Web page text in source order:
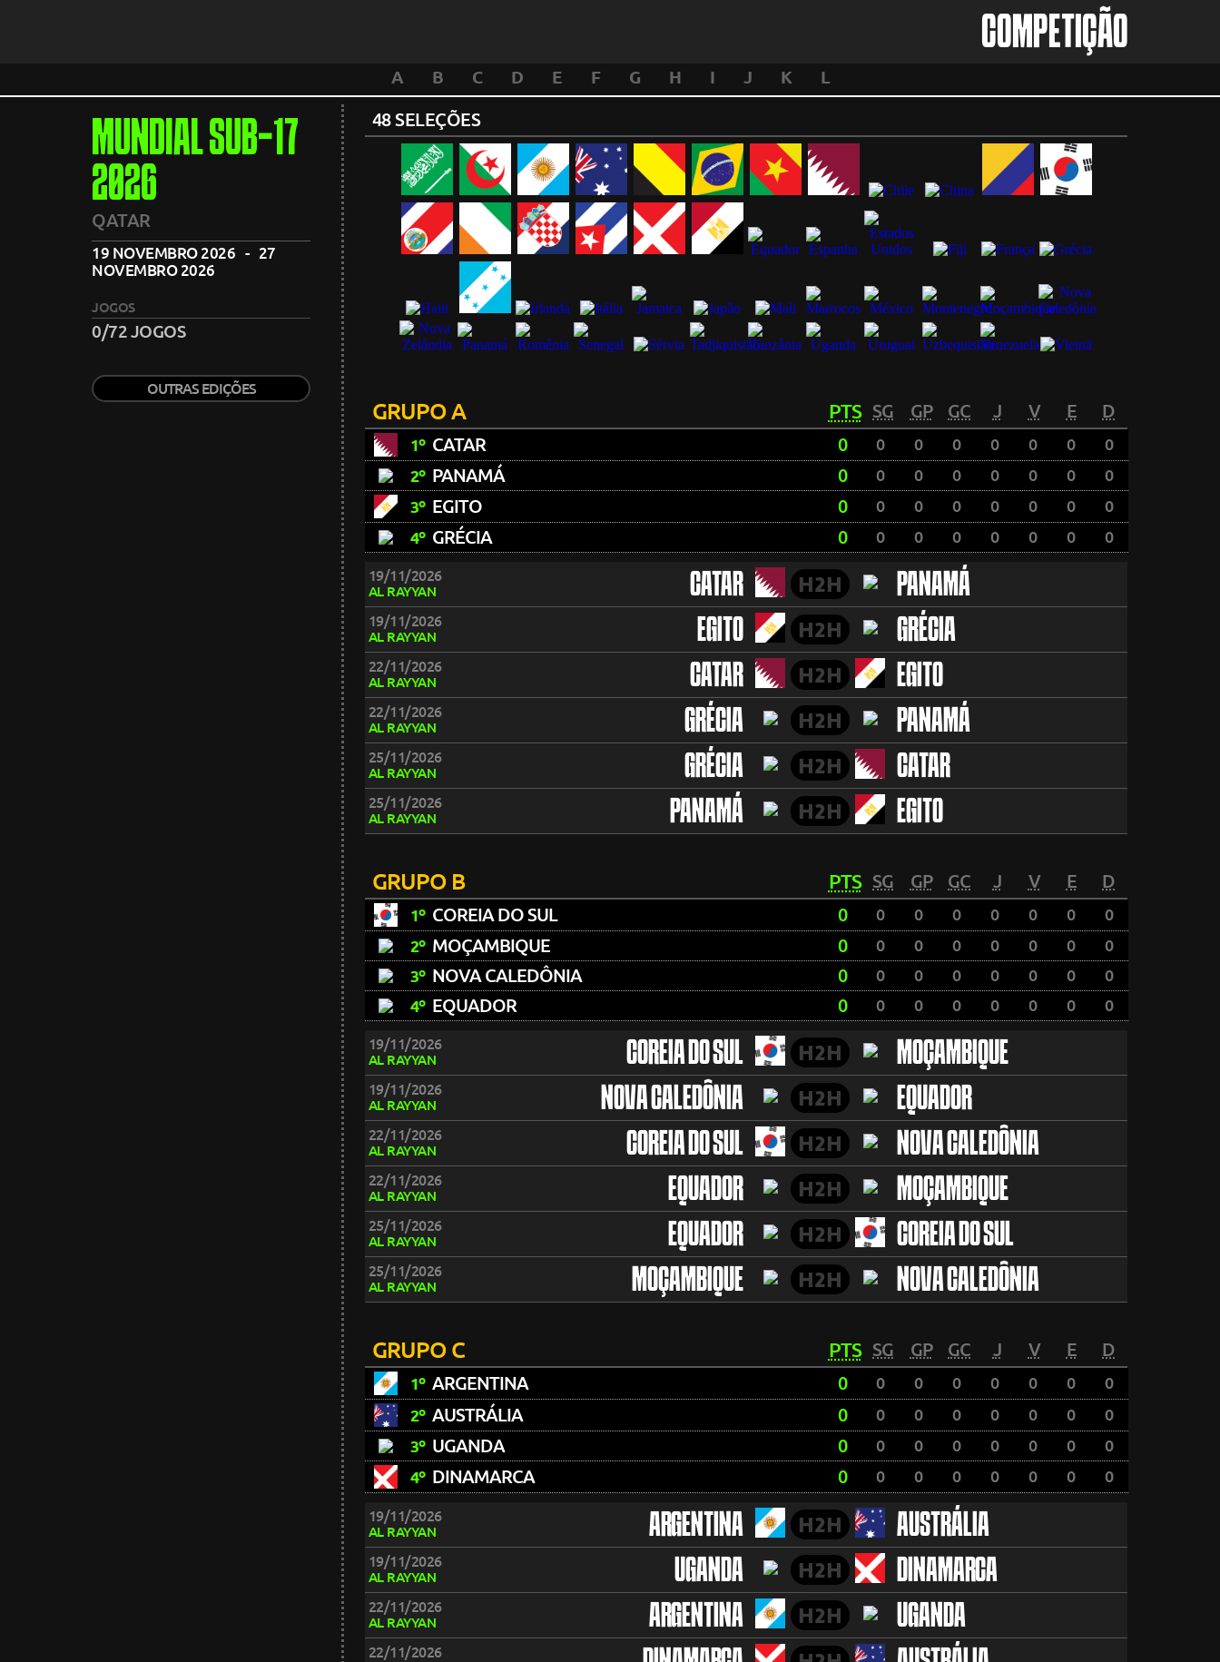
COMPETIÇÃO
A B C D E F G H I J K L
MUNDIAL SUB-17
2026
QATAR
19 NOVEMBRO 2026 - 27
NOVEMBRO 2026
JOGOS
0/72 JOGOS
OUTRAS EDIÇÕES
48 SELEÇÕES
GRUPO A PTS SG GP GC J V E D
1º CATAR 0 0 0 0 0 0 0
0
2º PANAMÁ 0 0 0 0 0 0 0
0
3º EGITO 0 0 0 0 0 0 0
0
4º GRÉCIA 0 0 0 0 0 0 0 0
19/11/2026
AL RAYYAN CATAR H2H PANAMÁ
19/11/2026
AL RAYYAN EGITO H2H GRÉCIA
22/11/2026
AL RAYYAN CATAR H2H EGITO
22/11/2026
AL RAYYAN GRÉCIA H2H PANAMÁ
25/11/2026
AL RAYYAN GRÉCIA H2H CATAR
25/11/2026
AL RAYYAN PANAMÁ H2H EGITO
GRUPO B PTS SG GP GC J V E D
1º COREIA DO SUL 0 0 0 0 0 0 0
0
2º MOÇAMBIQUE 0 0 0 0 0 0 0
0
3º NOVA CALEDÔNIA 0 0 0 0 0 0 0
0
4º EQUADOR 0 0 0 0 0 0 0 0
19/11/2026
AL RAYYAN COREIA DO SUL H2H MOÇAMBIQUE
19/11/2026
AL RAYYAN NOVA CALEDÔNIA H2H EQUADOR
22/11/2026
AL RAYYAN COREIA DO SUL H2H NOVA CALEDÔNIA
22/11/2026
AL RAYYAN EQUADOR H2H MOÇAMBIQUE
25/11/2026
AL RAYYAN EQUADOR H2H COREIA DO SUL
25/11/2026
AL RAYYAN MOÇAMBIQUE H2H NOVA CALEDÔNIA
GRUPO C PTS SG GP GC J V E D
1º ARGENTINA 0 0 0 0 0 0 0
0
2º AUSTRÁLIA 0 0 0 0 0 0 0
0
3º UGANDA 0 0 0 0 0 0 0
0
4º DINAMARCA 0 0 0 0 0 0 0 0
19/11/2026
AL RAYYAN ARGENTINA H2H AUSTRÁLIA
19/11/2026
AL RAYYAN UGANDA H2H DINAMARCA
22/11/2026
AL RAYYAN ARGENTINA H2H UGANDA
22/11/2026